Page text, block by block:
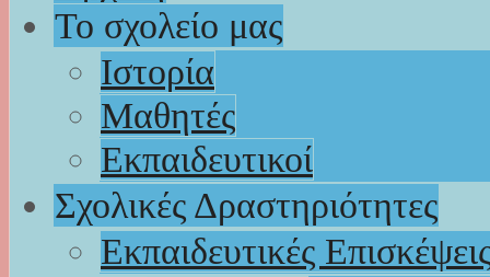
Το σχολείο μας
Ιστορία
Μαθητές
Εκπαιδευτικοί
Σχολικές Δραστηριότητες
Εκπαιδευτικές